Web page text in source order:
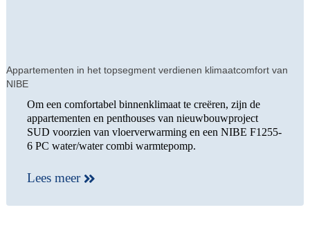
Appartementen in het topsegment verdienen klimaatcomfort van
NIBE
Om een comfortabel binnenklimaat te creëren, zijn de
appartementen en penthouses van nieuwbouwproject
SUD voorzien van vloerverwarming en een NIBE F1255-
6 PC water/water combi warmtepomp.
Lees meer